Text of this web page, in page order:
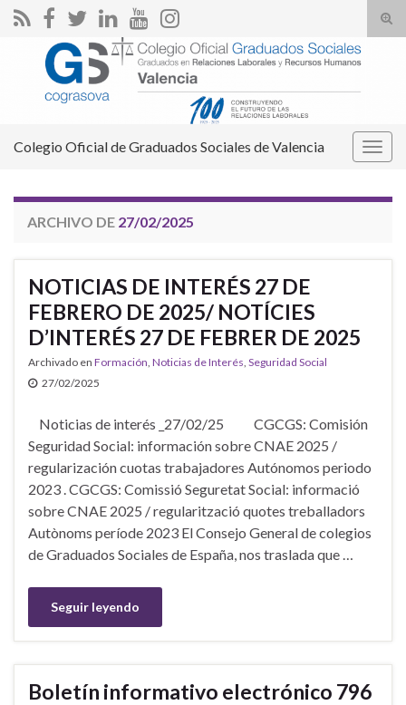
el
Search for:
Colegio Oficial de Graduados Sociales de Valencia
ARCHIVO DE 27/02/2025
NOTICIAS DE INTERÉS 27 DE
FEBRERO DE 2025/ NOTÍCIES
D’INTERÉS 27 DE FEBRER DE 2025
Archivado en Formación Noticias de Interés Seguridad Social
27/02/2025
Noticias de interés _27/02/25 CGCGS: Comisión
Seguridad Social: información sobre CNAE 2025 /
regularización cuotas trabajadores Autónomos periodo
2023 . CGCGS: Comissió Seguretat Social: informació
sobre CNAE 2025 / regularització quotes treballadors
Autònoms període 2023 El Consejo General de colegios
de Graduados Sociales de España, nos traslada que …
Seguir leyendo
Boletín informativo electrónico 796